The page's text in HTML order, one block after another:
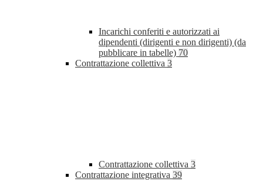
Incarichi conferiti e autorizzati ai
dipendenti (dirigenti e non dirigenti) (da
pubblicare in tabelle) 70
Contrattazione collettiva 3
Contrattazione collettiva 3
Contrattazione integrativa 39